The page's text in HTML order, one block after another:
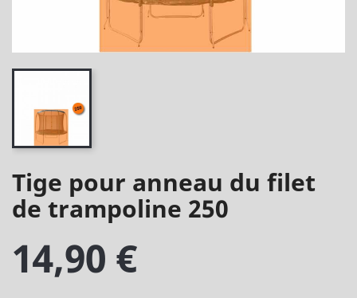
Tige pour anneau du filet
de trampoline 250
14,90 €